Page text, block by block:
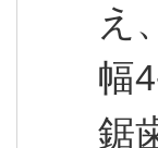
え
幅
鋸